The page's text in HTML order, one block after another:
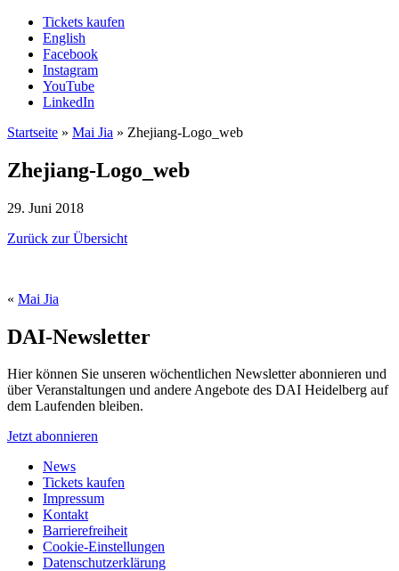
Tickets kaufen
English
Facebook
Instagram
YouTube
LinkedIn
Startseite » Mai Jia » Zhejiang-Logo_web
Zhejiang-Logo_web
29. Juni 2018
Zurück zur Übersicht
« Mai Jia
DAI-Newsletter
Hier können Sie unseren wöchentlichen Newsletter abonnieren und
über Veranstaltungen und andere Angebote des DAI Heidelberg auf
dem Laufenden bleiben.
Jetzt abonnieren
News
Tickets kaufen
Impressum
Kontakt
Barrierefreiheit
Cookie-Einstellungen
Datenschutzerklärung